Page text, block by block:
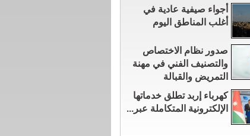
أجواء صيفية عادية في
أغلب المناطق اليوم
صدور نظام الاختصاص
والتصنيف الفني في مهنة
التمريض والقبالة
كهرباء إربد تطلق خدماتها
الإلكترونية المتكاملة عبر...